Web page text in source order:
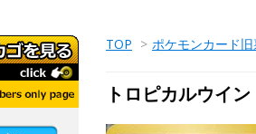
TOP > ポケモンカード
トロピカルウイ